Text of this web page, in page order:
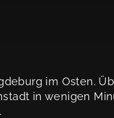
im Osten.
in wenigen